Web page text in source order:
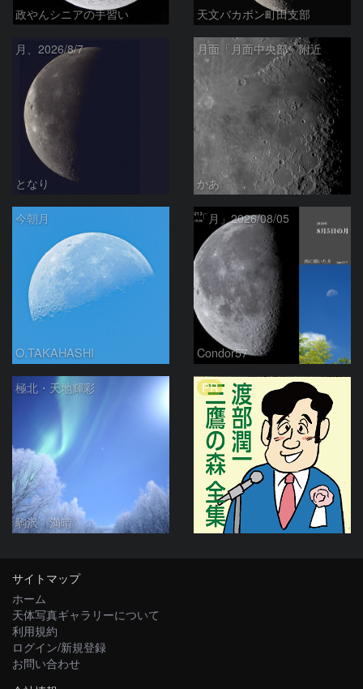
政やんシニアの手習い 天文バカボン町田支部
月、2026/8/7
となり
月面「月面中央部」附近
かあ
今朝月
O.TAKAHASHI
「月」2026/08/05
Condor57
極北・天地輝彩
駒沢 満晴
PR
サイトマップ
ホーム
天体写真ギャラリーについて
利用規約
ログイン/新規登録
お問い合わせ